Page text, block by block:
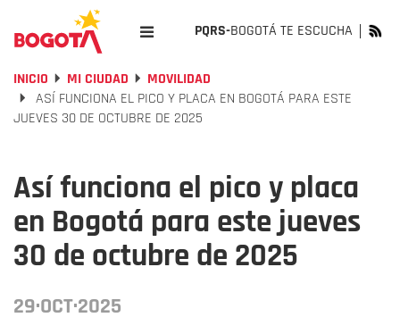
PQRS-BOGOTÁ TE ESCUCHA
INICIO MI CIUDAD
MOVILIDAD
ASÍ FUNCIONA EL PICO Y PLACA EN BOGOTÁ PARA ESTE
JUEVES 30 DE OCTUBRE DE 2025
Así funciona el pico y placa
en Bogotá para este jueves
30 de octubre de 2025
29·OCT·2025